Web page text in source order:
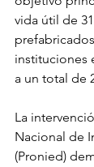
vida útil de
instituciones
a un total de
La
Nacional de
(Pronied)